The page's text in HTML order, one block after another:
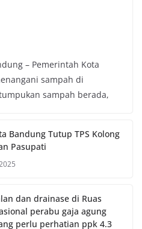
– Pemerintah Kota
sampah di
sampah berada,
Bandung Tutup TPS Kolong
Pasupati
dan drainase di Ruas
perabu gaja agung
perlu perhatian ppk 4.3